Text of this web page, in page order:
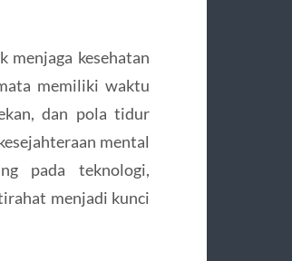
kesehatan
memiliki waktu
dan pola tidur
mental
pada teknologi,
menjadi kunci